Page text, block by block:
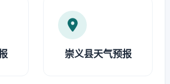
崇义县天气预报